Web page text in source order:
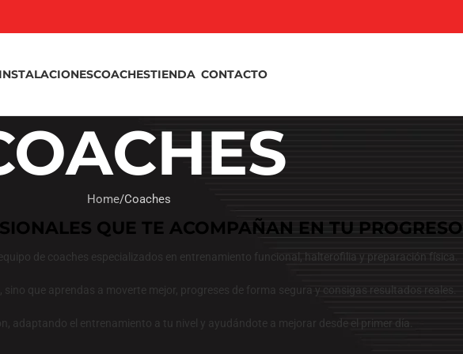
INSTALACIONESCOACHESTIENDA CONTACTO
Home Coaches
QUE TE ACOMPAÑAN EN TU PROGRESO
de coaches especializados en entrenamiento funcional, halterofilia y preparación física.
que aprendas a moverte mejor, progreses de forma segura y consigas resultados reales.
adaptando el entrenamiento a tu nivel y ayudándote a mejorar desde el primer día.